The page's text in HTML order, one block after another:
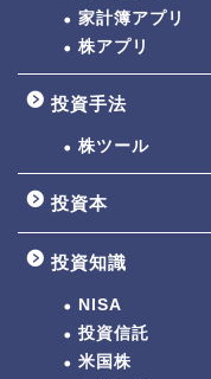
家計簿アプリ
株アプリ
投資手法
株ツール
投資本
投資知識
NISA
投資信託
米国株